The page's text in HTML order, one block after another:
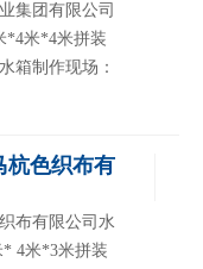
集团有限公司
*4米*4米拼装
箱制作现场：
杭色织布有
布有限公司水
4米*3米拼装